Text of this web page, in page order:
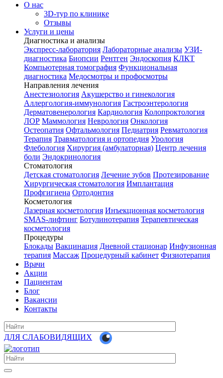
О нас
3D-тур по клинике
Отзывы
Услуги и цены
Диагностика и анализы
Экспресс-лаборатория Лабораторные анализы УЗИ-
диагностика Биопсии Рентген Эндоскопия КЛКТ
Компьютерная томография Функциональная
диагностика Медосмотры и профосмотры
Направления лечения
Анестезиология Акушерство и гинекология
Аллергология-иммунология Гастроэнтерология
Дерматовенерология Кардиология Колопроктология
ЛОР Маммология Неврология Онкология
Остеопатия Офтальмология Педиатрия Ревматология
Терапия Травматология и ортопедия Урология
Флебология Хирургия (амбулаторная) Центр лечения
боли Эндокринология
Стоматология
Детская стоматология Лечение зубов Протезирование
Хирургическая стоматология Имплантация
Профгигиена Ортодонтия
Косметология
Лазерная косметология Инъекционная косметология
SMAS-лифтинг Ботулинотерапия Терапевтическая
косметология
Процедуры
Блокады Вакцинация Дневной стационар Инфузионная
терапия Массаж Процедурный кабинет Физиотерапия
Врачи
Акции
Пациентам
Блог
Вакансии
Контакты
ДЛЯ СЛАБОВИДЯЩИХ